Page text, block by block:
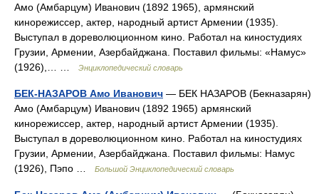
Амо (Амбарцум) Иванович (1892 1965), армянский
кинорежиссер, актер, народный артист Армении (1935).
Выступал в дореволюционном кино. Работал на киностудиях
Грузии, Армении, Азербайджана. Поставил фильмы: «Намус»
(1926),… …
Энциклопедический словарь
БЕК-НАЗАРОВ Амо Иванович — БЕК НАЗАРОВ (Бекназарян)
Амо (Амбарцум) Иванович (1892 1965) армянский
кинорежиссер, актер, народный артист Армении (1935).
Выступал в дореволюционном кино. Работал на киностудиях
Грузии, Армении, Азербайджана. Поставил фильмы: Намус
(1926), Пэпо …
Большой Энциклопедический словарь